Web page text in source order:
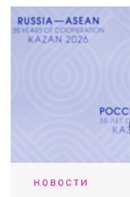
НОВОСТИ